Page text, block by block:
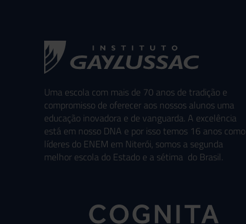
Uma escola com mais de 70 anos de tradição e
compromisso de oferecer aos nossos alunos uma
educação inovadora e de vanguarda. A excelência
está em nosso DNA e por isso temos 16 anos como
líderes do ENEM em Niterói, somos a segunda
melhor escola do Estado e a sétima do Brasil.